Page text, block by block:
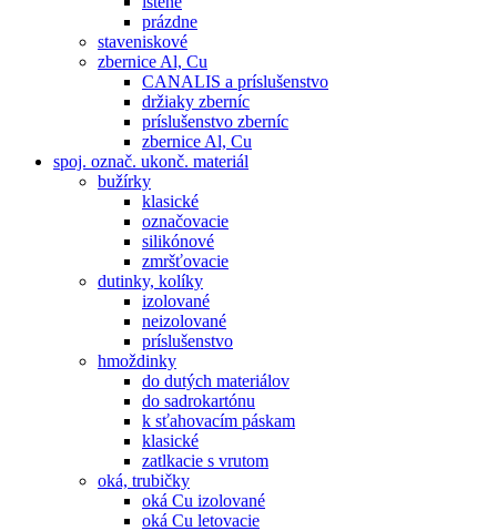
prázdne
staveniskové
zbernice Al, Cu
CANALIS a príslušenstvo
držiaky zberníc
príslušenstvo zberníc
zbernice Al, Cu
spoj. označ. ukonč. materiál
bužírky
klasické
označovacie
silikónové
zmršťovacie
dutinky, kolíky
izolované
neizolované
príslušenstvo
hmoždinky
do dutých materiálov
do sadrokartónu
k sťahovacím páskam
klasické
zatlkacie s vrutom
oká, trubičky
oká Cu izolované
oká Cu letovacie